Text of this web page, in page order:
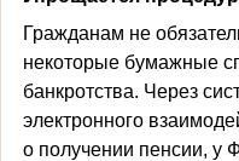
Гражданам не
некоторые бумажные
банкротства. Через
электронного
о получении пенсии,